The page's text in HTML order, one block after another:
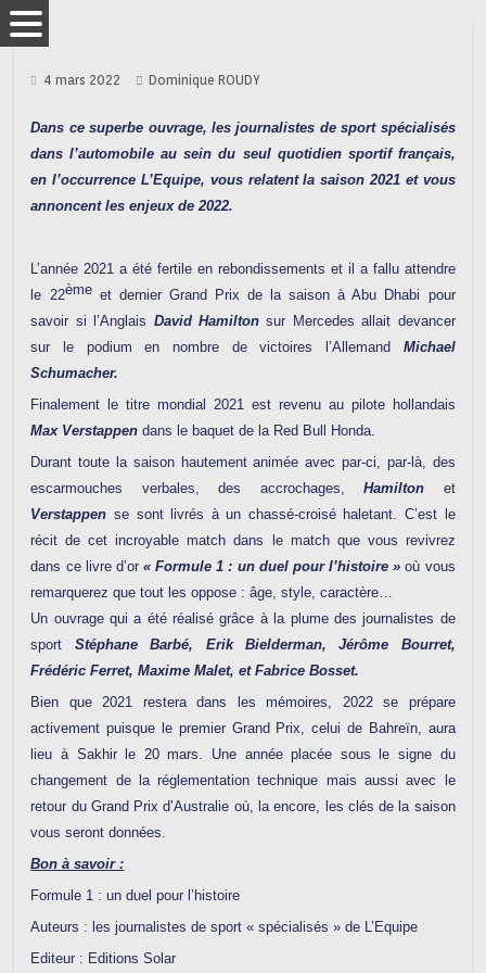
4 mars 2022 Dominique ROUDY
Dans ce superbe ouvrage, les journalistes de sport spécialisés
dans l’automobile au sein du seul quotidien sportif français,
en l’occurrence L’Equipe, vous relatent la saison 2021 et vous
annoncent les enjeux de 2022.
L’année 2021 a été fertile en rebondissements et il a fallu attendre
le 22èmeet dernier Grand Prix de la saison à Abu Dhabi pour
savoir si l’Anglais David Hamilton sur Mercedes allait devancer
sur le podium en nombre de victoires l’Allemand Michael
Schumacher.
Finalement le titre mondial 2021 est revenu au pilote hollandais
Max Verstappen dans le baquet de la Red Bull Honda.
Durant toute la saison hautement animée avec par-ci, par-là, des
escarmouches verbales, des accrochages,Hamilton et
Verstappen se sont livrés à un chassé-croisé haletant. C’est le
récit de cet incroyable match dans le match que vous revivrez
dans ce livre d’or« Formule 1 : un duel pour l’histoire » où vous
remarquerez que tout les oppose : âge, style, caractère…
Un ouvrage qui a été réalisé grâce à la plume des journalistes de
sport Stéphane Barbé, Erik Bielderman, Jérôme Bourret,
Frédéric Ferret, Maxime Malet, et Fabrice Bosset.
Bien que 2021 restera dans les mémoires, 2022 se prépare
activement puisque le premier Grand Prix, celui de Bahreïn, aura
lieu à Sakhir le 20 mars. Une année placée sous le signe du
changement de la réglementation technique mais aussi avec le
retour du Grand Prix d’Australie où, la encore, les clés de la saison
vous seront données.
Bon à savoir :
Formule 1 : un duel pour l’histoire
Auteurs : les journalistes de sport « spécialisés » de L’Equipe
Editeur : Editions Solar